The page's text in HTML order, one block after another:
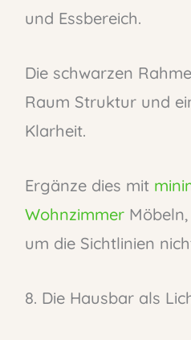
und Essbereich.
Die schwarzen
Raum Struktur und
Klarheit.
Ergänze dies mit
WohnzimmerMöbeln,
um die Sichtlinien
8. Die Hausbar als